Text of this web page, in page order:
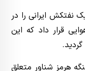
نفتکش ایرانی را در
قرار داد که این
هرمز شناور متعلق